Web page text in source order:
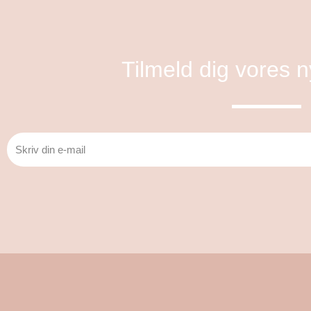
Tilmeld dig vores